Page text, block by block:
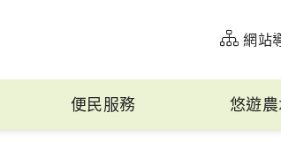
網站
便民服務 悠遊